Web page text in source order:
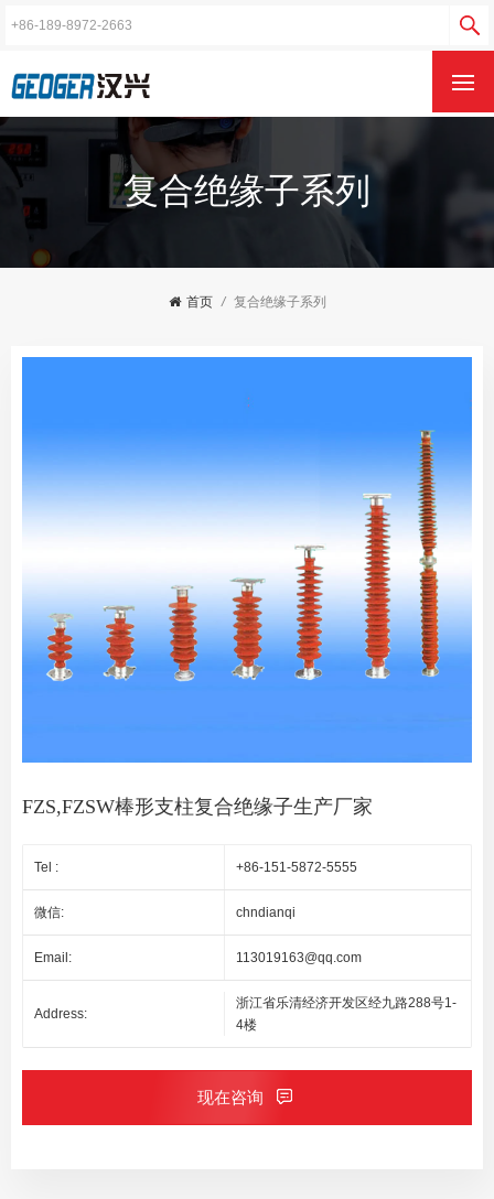
复合绝缘子系列
首页 / 复合绝缘子系列
FZS,FZSW棒形支柱复合绝缘子生产厂家
Tel : +86-151-5872-5555
微信: chndianqi
Email: 113019163@qq.com
Address:
浙江省乐清经济开发区经九路288号1-
4楼
现在咨询